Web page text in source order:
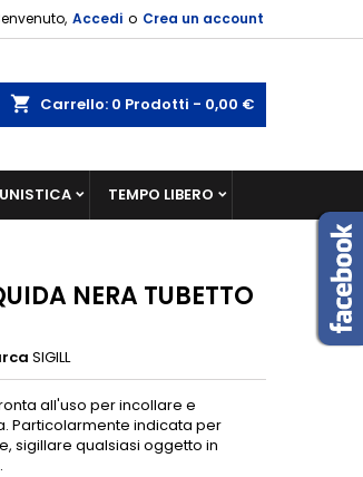
Accedi o Crea un account
shopping_cart Carrello: 0 Prodotti - 0,00 €
TEMPO LIBERO
NERA TUBETTO
SIGILL
all'uso per incollare e
Particolarmente indicata per
sigillare qualsiasi oggetto in